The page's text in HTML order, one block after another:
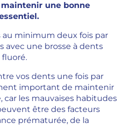
maintenir une bonne
au minimum deux fois par
avec une brosse à dents
vos dents une fois par
important de maintenir
les mauvaises habitudes
être des facteurs
prématurée, de la